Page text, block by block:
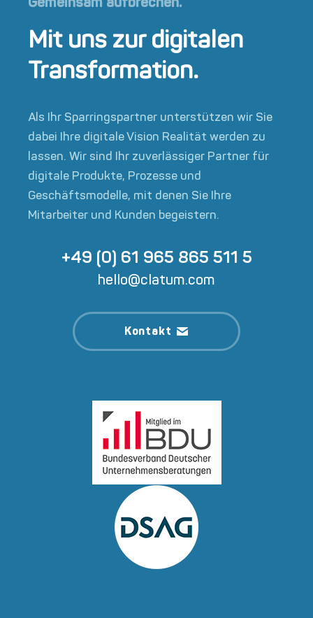
Mit uns zur digitalen
Transformation.
Als Ihr Sparringspartner unterstützen wir Sie
dabei Ihre digitale Vision Realität werden zu
lassen. Wir sind Ihr zuverlässiger Partner für
digitale Produkte, Prozesse und
Geschäftsmodelle, mit denen Sie Ihre
Mitarbeiter und Kunden begeistern.
+49 (0) 61 965 865 511 5
hello@clatum.com
Kontakt